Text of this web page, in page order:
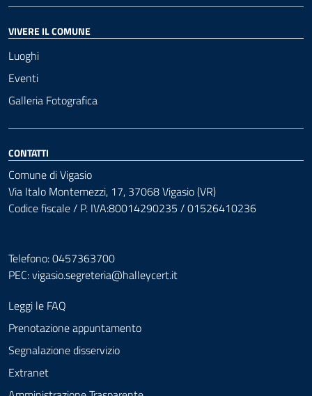
VIVERE IL COMUNE
Luoghi
Eventi
Galleria Fotografica
CONTATTI
Comune di Vigasio
Via Italo Montemezzi, 17, 37068 Vigasio (VR)
Codice fiscale / P. IVA:80014290235 / 01526410236
Telefono: 0457363700
PEC:vigasio.segreteria@halleycert.it
Leggi le FAQ
Prenotazione appuntamento
Segnalazione disservizio
Extranet